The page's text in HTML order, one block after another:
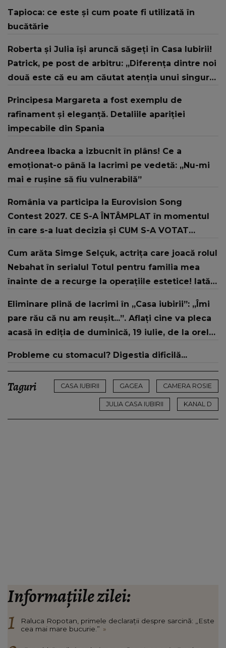
Tapioca: ce este și cum poate fi utilizată în
bucătărie
Roberta și Julia își aruncă săgeți în Casa Iubirii!
Patrick, pe post de arbitru: „Diferența dintre noi
două este că eu am căutat atenția unui singur
Principesa Margareta a fost exemplu de
rafinament și eleganță. Detaliile apariției
impecabile din Spania
Andreea Ibacka a izbucnit în plâns! Ce a
emoționat-o până la lacrimi pe vedetă: „Nu-mi
mai e rușine să fiu vulnerabilă”
România va participa la Eurovision Song
Contest 2027. CE S-A ÎNTÂMPLAT în momentul
în care s-a luat decizia și CUM S-A VOTAT
strategic de..."
Cum arăta Simge Selçuk, actrița care joacă rolul
Nebahat în serialul Totul pentru familia mea
înainte de a recurge la operațiile estetice! Iată
„Tinerețe rebelă”
Eliminare plină de lacrimi în „Casa iubirii”: „Îmi
pare rău că nu am reușit...”. Aflați cine va pleca
acasă în ediția de duminică, 19 iulie, de la orele
Probleme cu stomacul? Digestia dificilă...
Taguri CASA IUBIRII GAGEA CAMERA ROSIE
JULIA CASA IUBIRII KANAL D
Informațiile zilei:
Raluca Ropotan, primele declarații despre sarcină: „Este
cea mai mare bucurie.” »